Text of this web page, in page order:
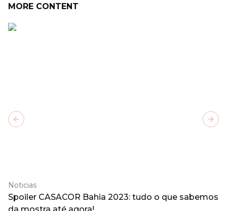
MORE CONTENT
Noticias
Spoiler CASACOR Bahia 2023: tudo o que sabemos
Previous slide